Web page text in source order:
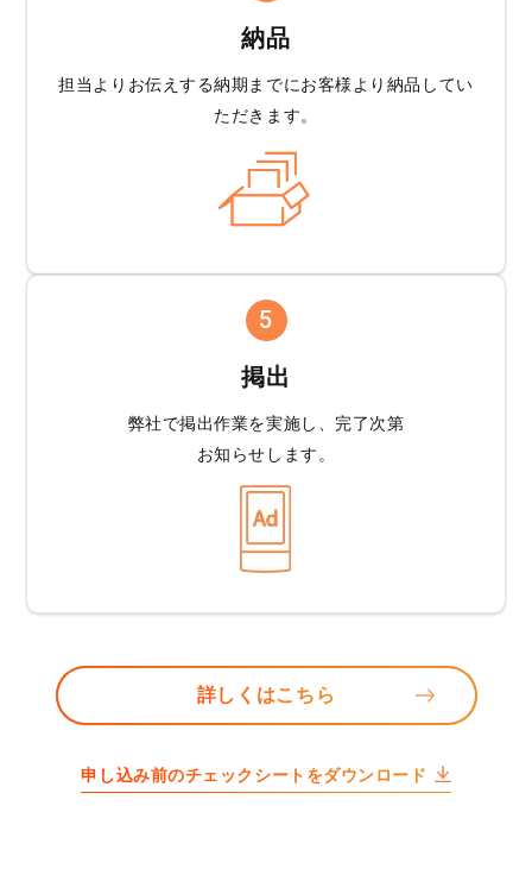
納品
担当よりお伝えする納期までにお客様より 納品してい
ただきます。
5
掲出
弊社で掲出作業を実施し、完了次第
お知らせします。
詳しくはこちら
申し込み前のチェックシートをダウンロード